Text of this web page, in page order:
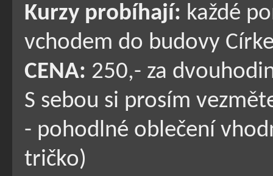
Kurzy probíhají: každé
vchodem do budovy
CENA: 250,- za
S sebou si prosím
- pohodlné oblečení
tričko)